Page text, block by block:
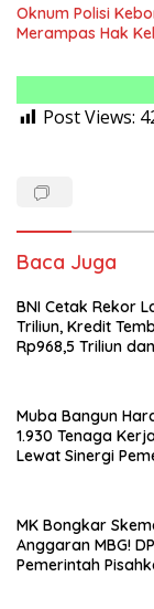
Oknum Polisi
Merampas Hak
Post Views:
Baca Juga
BNI Cetak Rekor
Triliun, Kredit
Rp968,5 Triliun
Muba Bangun
1.930 Tenaga
Lewat Sinergi
MK Bongkar
Anggaran MBG!
Pemerintah